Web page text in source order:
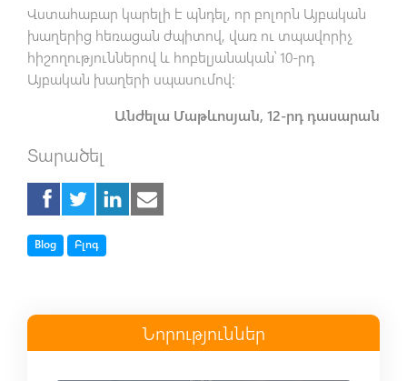
Վստահաբար կարելի է պնդել, որ բոլորն Այբական
խաղերից հեռացան ժպիտով, վառ ու տպավորիչ
հիշողություններով և հոբելյանական՝ 10-րդ
Այբական խաղերի սպասումով:
Անժելա Մաթևոսյան, 12-րդ դասարան
Տարածել
TagBlog TagԲլոգ
Նորություններ